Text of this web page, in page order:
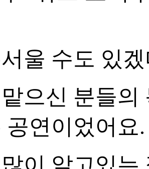
울 수도 있
으신 분들
공연이었어요.